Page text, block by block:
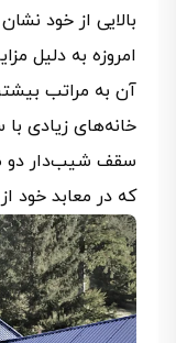
بالایی از خود
امروزه به دلیل
آن به مراتب
خانه‌های زیادی
سقف شیب‌دار دو
که در معابد خود